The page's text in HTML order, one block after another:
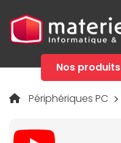
Nos produits
Périphériques PC